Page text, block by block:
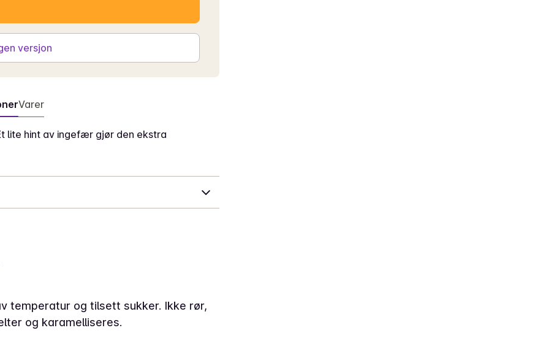
versjon
Varer
lite hint av ingefær gjør den ekstra
temperatur og tilsett sukker. Ikke rør,
og karamelliseres.